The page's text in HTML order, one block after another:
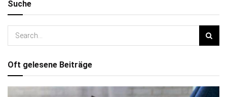
Suche
Oft gelesene Beiträge